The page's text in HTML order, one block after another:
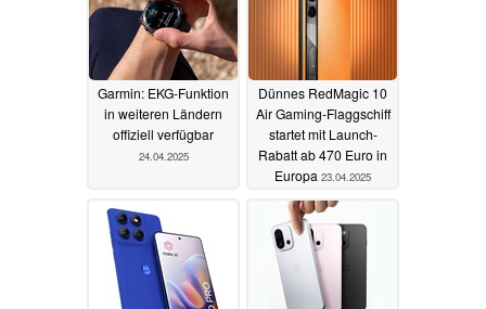
Garmin: EKG-Funktion
in weiteren Ländern
offiziell verfügbar
24.04.2025
Dünnes RedMagic 10
Air Gaming-Flaggschiff
startet mit Launch-
Rabatt ab 470 Euro in
Europa 23.04.2025